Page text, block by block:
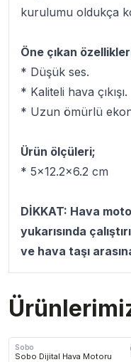
kurulumu oldukça
Öne çıkan
* Düşük ses.
* Kaliteli hava çıkışı.
* Uzun ömürlü
Ürün ölçüleri;
* 5x12.2x6.2 cm
DİKKAT: Hava
yukarısında
ve hava taşı
Sobo
Sobo Dijital Hava Motoru